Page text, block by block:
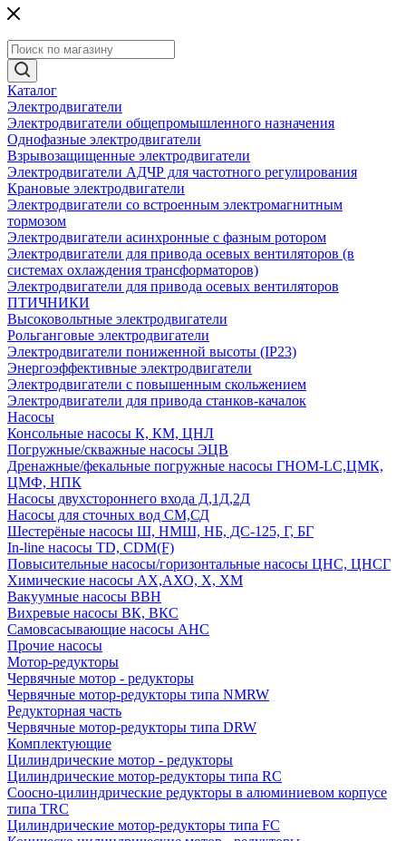
Каталог
Электродвигатели
Электродвигатели общепромышленного назначения
Однофазные электродвигатели
Взрывозащищенные электродвигатели
Электродвигатели АДЧР для частотного регулирования
Крановые электродвигатели
Электродвигатели со встроенным электромагнитным
тормозом
Электродвигатели асинхронные с фазным ротором
Электродвигатели для привода осевых вентиляторов (в
системах охлаждения трансформаторов)
Электродвигатели для привода осевых вентиляторов
ПТИЧНИКИ
Высоковольтные электродвигатели
Рольганговые электродвигатели
Электродвигатели пониженной высоты (IP23)
Энергоэффективные электродвигатели
Электродвигатели с повышенным скольжением
Электродвигатели для привода станков-качалок
Насосы
Консольные насосы К, КМ, ЦНЛ
Погружные/скважные насосы ЭЦВ
Дренажные/фекальные погружные насосы ГНОМ-LC,ЦМК,
ЦМФ, НПК
Насосы двухстороннего входа Д,1Д,2Д
Насосы для сточных вод СМ,СД
Шестерёные насосы Ш, НМШ, НБ, ДС-125, Г, БГ
In-line насосы TD, CDM(F)
Повысительные насосы/горизонтальные насосы ЦНС, ЦНСГ
Химические насосы АХ,АХО, Х, ХМ
Вакуумные насосы ВВН
Вихревые насосы ВК, ВКС
Самовсасывающие насосы АНС
Прочие насосы
Мотор-редукторы
Червячные мотор - редукторы
Червячные мотор-редукторы типа NMRW
Редукторная часть
Червячные мотор-редукторы типа DRW
Комплектующие
Цилиндрические мотор - редукторы
Цилиндрические мотор-редукторы типа RC
Соосно-цилиндрические редукторы в алюминиевом корпусе
типа TRC
Цилиндрические мотор-редукторы типа FC